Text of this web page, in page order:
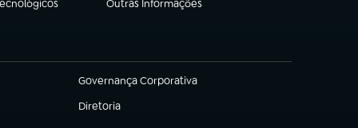
Outras Informações
(abre em nova aba)
Governança Corporativa
(abre em nova aba)
Diretoria
(abre em nova aba)